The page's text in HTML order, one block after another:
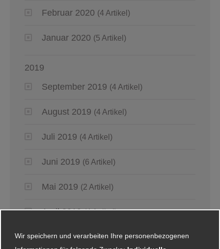
Februar 2020 (4 Artikel)
Januar 2020 (5 Artikel)
2019
September 2019 (4 Artikel)
August 2019 (4 Artikel)
Juli 2019 (4 Artikel)
Juni 2019 (6 Artikel)
Mai 2019 (2 Artikel)
April 2019 (4 Artikel)
März 2019 (6 Artikel)
Wir speichern und verarbeiten Ihre personenbezogenen